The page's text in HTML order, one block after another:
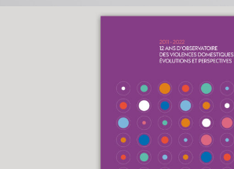
Rapport violences
domestiques